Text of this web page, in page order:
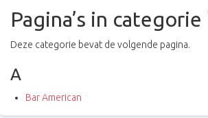
Pagina’s in
Deze categorie bevat de volgende pagina.
A
Bar American